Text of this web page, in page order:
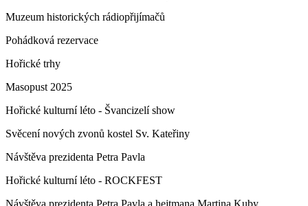
Muzeum historických rádiopřijímačů
Pohádková rezervace
Hořické trhy
Masopust 2025
Hořické kulturní léto - Švancizelí show
Svěcení nových zvonů kostel Sv. Kateřiny
Návštěva prezidenta Petra Pavla
Hořické kulturní léto - ROCKFEST
Návštěva prezidenta Petra Pavla a hejtmana Martina Kuby